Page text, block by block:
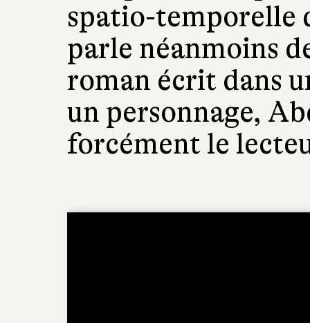
spatio-temporelle
parle néanmoins
roman écrit dans
un personnage,
forcément le